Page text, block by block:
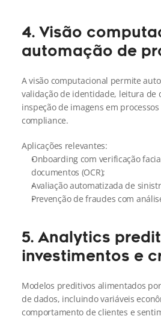
4. Visão
automação de
A visão computacional permite
validação de identidade, leitura de
inspeção de imagens em
compliance.
Aplicações relevantes:
Onboarding com verificação
documentos (OCR);
Avaliação automatizada de
Prevenção de fraudes com
5. Analytics
investimentos e
Modelos preditivos alimentados
de dados, incluindo variáveis
comportamento de clientes e